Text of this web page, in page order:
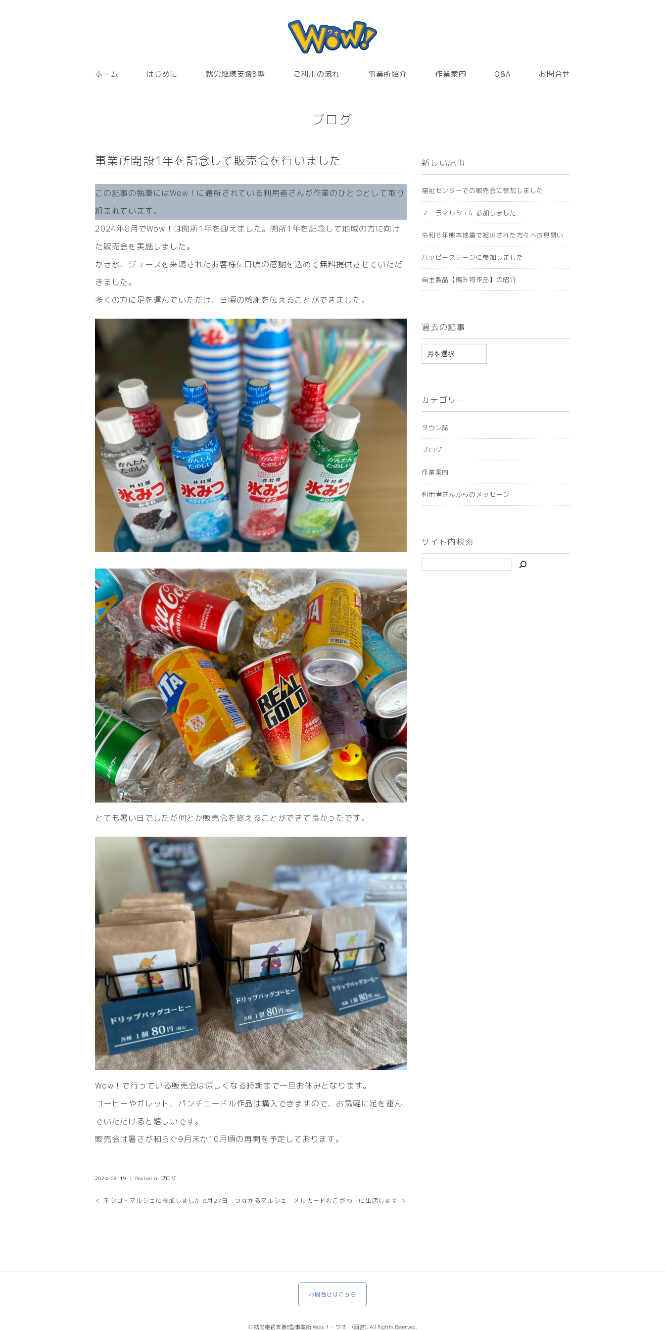
ホーム はじめに 就労継続支援B型 ご利用の流れ 事業所紹介 作業案内 Q&A お問合せ
ブログ
事業所開設1年を記念して販売会を行いました
この記事の執筆にはWow！に通所されている利用者さんが作業のひとつとして取り
組まれています。
2024年8月でWow！は開所1年を迎えました。開所1年を記念して地域の方に向け
た販売会を実施しました。
かき氷、ジュースを来場されたお客様に日頃の感謝を込めて無料提供させていただ
きました。
多くの方に足を運んでいただけ、日頃の感謝を伝えることができました。
とても暑い日でしたが何とか販売会を終えることができて良かったです。
Wow！で行っている販売会は涼しくなる時期まで一旦お休みとなります。
コーヒーやガレット、パンチニードル作品は購入できますので、お気軽に足を運ん
でいただけると嬉しいです。
販売会は暑さが和らぐ9月末か10月頃の再開を予定しております。
2024-08-19 ｜ Posted in ブログ
＜ 手シゴトマルシェに参加しました 8月27日 つながるマルシェ メルカードむこがわ に出店します ＞
新しい記事
福祉センターでの販売会に参加しました
ノーラマルシェに参加しました
令和８年熊本地震で被災された方々へお見舞い
ハッピーステージに参加しました
自主製品【編み物作品】の紹介
過去の記事
ア
イ
ブ
カテゴリー
タウン誌
ブログ
作業案内
利用者さんからのメッセージ
サイト内検索
お問合せはこちら
© 就労継続支援B型事業所 Wow！・ワオ！(西宮). All Rights Reserved.